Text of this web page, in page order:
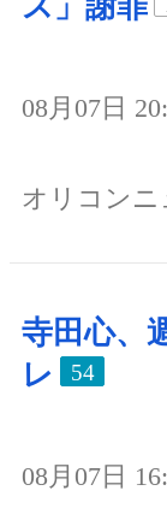
08月07日
オリコンニ
寺田心、
レ
54
08月07日